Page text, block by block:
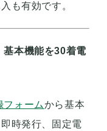
も有効です。
基本機能を30着電
フォームから基本
時発行、固定電